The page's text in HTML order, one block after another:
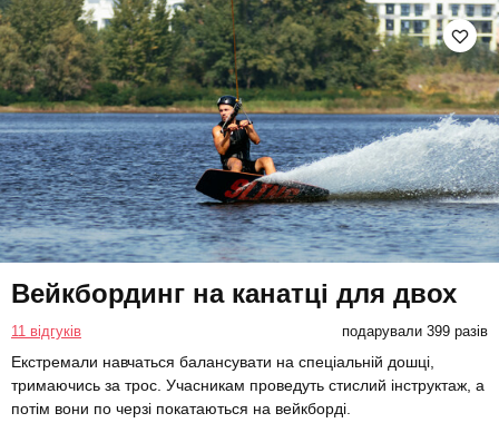
Вейкбординг на канатці для двох
11 відгуків подарували 399 разів
Екстремали навчаться балансувати на спеціальній дошці,
тримаючись за трос. Учасникам проведуть стислий інструктаж, а
потім вони по черзі покатаються на вейкборді.